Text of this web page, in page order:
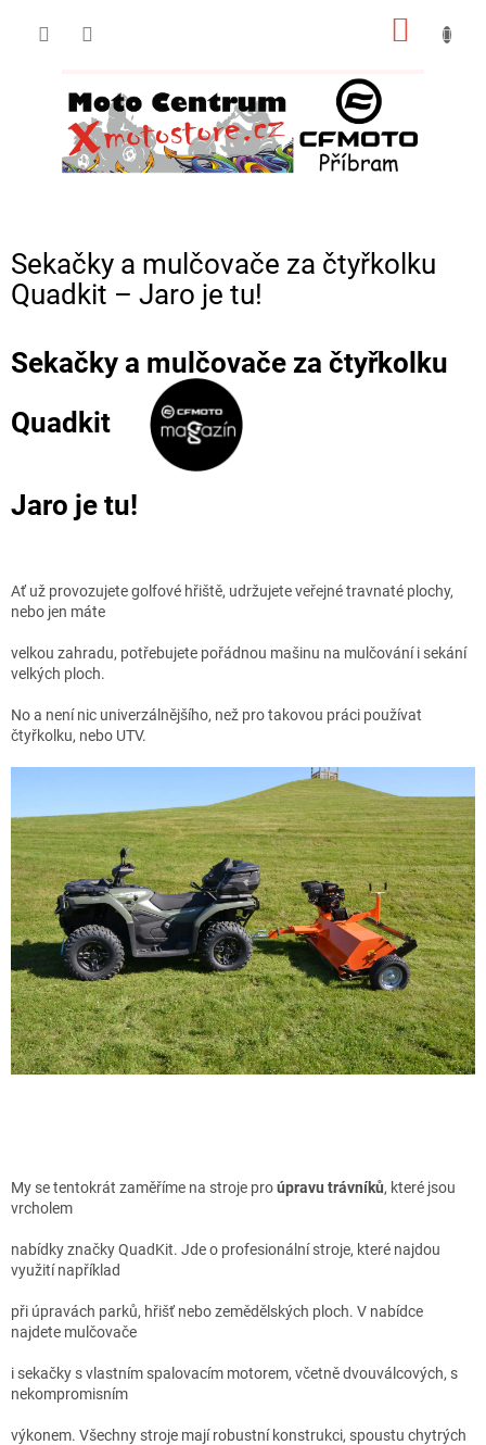
Sekačky a mulčovače za čtyřkolku
Quadkit – Jaro je tu!
Sekačky a mulčovače za čtyřkolku
Quadkit
Jaro je tu!
Ať už provozujete golfové hřiště, udržujete veřejné travnaté plochy,
nebo jen máte
velkou zahradu, potřebujete pořádnou mašinu na mulčování i sekání
velkých ploch.
No a není nic univerzálnějšího, než pro takovou práci používat
čtyřkolku, nebo UTV.
My se tentokrát zaměříme na stroje proúpravu trávníků, které jsou
vrcholem
nabídky značky QuadKit. Jde o profesionální stroje, které najdou
využití například
při úpravách parků, hřišť nebo zemědělských ploch. V nabídce
najdete mulčovače
i sekačky s vlastním spalovacím motorem, včetně dvouválcových, s
nekompromisním
výkonem. Všechny stroje mají robustní konstrukci, spoustu chytrých